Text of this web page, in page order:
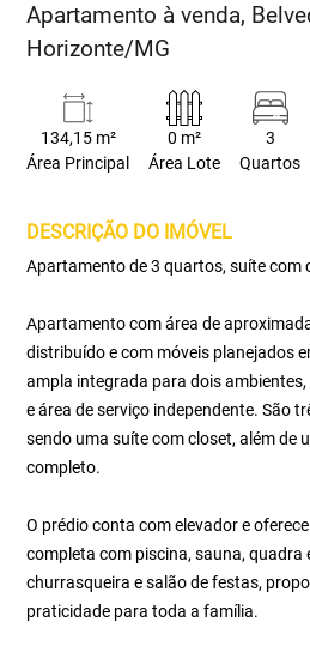
Apartamento à venda,
Horizonte/MG
134,15 m²
Área Principal
0 m²
Área Lote
3
Quartos
DESCRIÇÃO DO IMÓVEL
Apartamento de 3 quartos, suíte com
Apartamento com área de
distribuído e com móveis planejados
ampla integrada para dois
e área de serviço independente. São
sendo uma suíte com closet, além de
completo.
O prédio conta com elevador e
completa com piscina, sauna, quadra
churrasqueira e salão de festas,
praticidade para toda a família.